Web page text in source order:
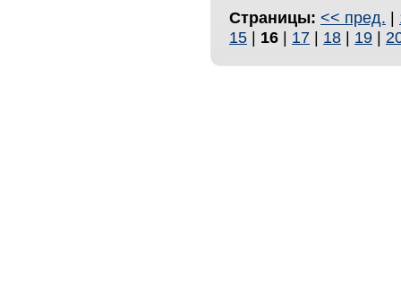
Страницы: << пред. |
15 | 16 | 17 | 18 | 19 |